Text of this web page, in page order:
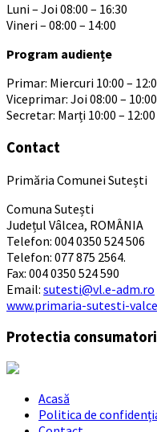
Luni – Joi 08:00 – 16:30
Vineri – 08:00 – 14:00
Program audiențe
Primar: Miercuri 10:00 –
Viceprimar: Joi 08:00 – 10:00
Secretar: Marți 10:00 – 12:00
Contact
Primăria Comunei Sutești
Comuna Sutești
Județul Vâlcea, ROMÂNIA
Telefon: 004 0350 524 506
Telefon: 077 875 2564.
Fax: 004 0350 524 590
Email: sutesti@vl.e-adm.ro
www.primaria-sutesti-
Protectia
Acasă
Politica de